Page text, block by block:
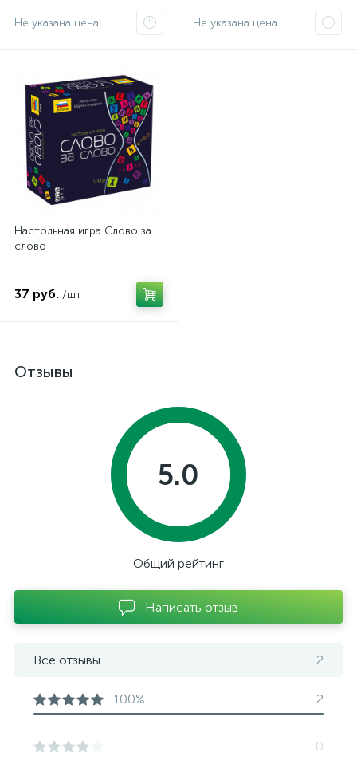
Не указана цена Не указана цена
Настольная игра Слово за
слово
37 руб. /шт
Отзывы
5.0
Общий рейтинг
Написать отзыв
Все отзывы 2
100% 2
0